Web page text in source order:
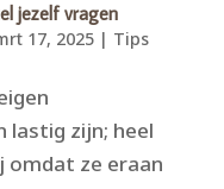
jezelf vragen
17, 2025| Tips
lastig zijn; heel
omdat ze eraan